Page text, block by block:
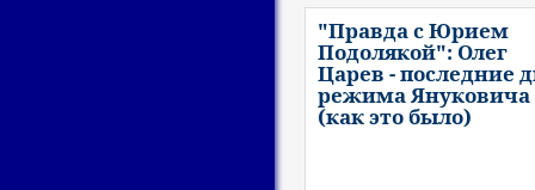
"Правда с Юрием
Подолякой": Олег
Царев - последние
режима Януковича
(как это было)